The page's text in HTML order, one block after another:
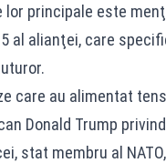
lor principale este
al alianţei, care
care au alimentat
Donald Trump
stat membru al